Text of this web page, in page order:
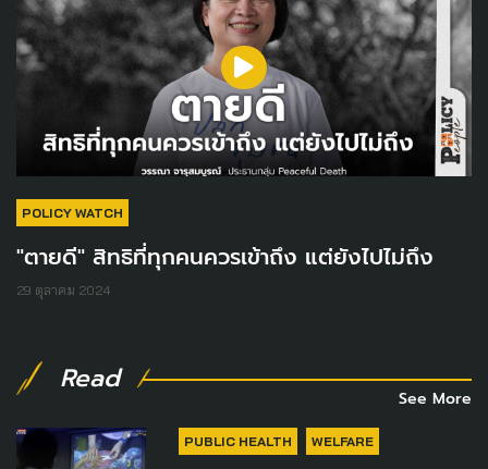
POLICY WATCH
"ตายดี" สิทธิที่ทุกคนควรเข้าถึง แต่ยังไปไม่ถึง
29 ตุลาคม 2024
Read
See More
PUBLIC HEALTH WELFARE